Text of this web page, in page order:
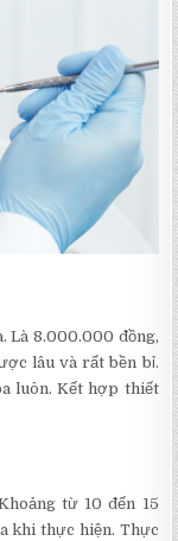
Là 8.000.000 đồng,
lâu và rất bền bỉ.
luôn. Kết hợp thiết
từ 10 đến 15
khi thực hiện. Thực